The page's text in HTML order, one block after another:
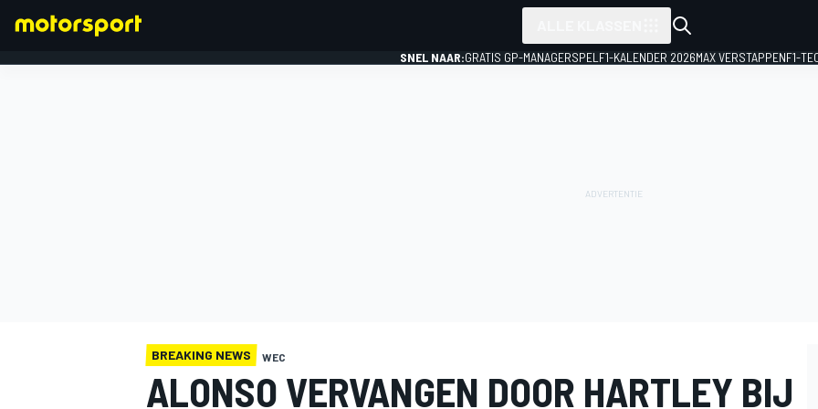
SNEL NAAR:GRATIS GP-MANAGERSPEL F1-KALENDER 2026MAX VERSTAPPENF1-
BREAKING NEWS WEC
ALONSO VERVANGEN DOOR HARTLEY BIJ